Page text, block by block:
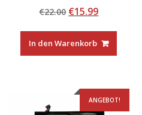
4.50
von 5
€22.00 Ursprünglicher
war:
€22.00
€15.99Aktueller
ist:
€15.99.
In den Warenkorb
ANGEBOT!